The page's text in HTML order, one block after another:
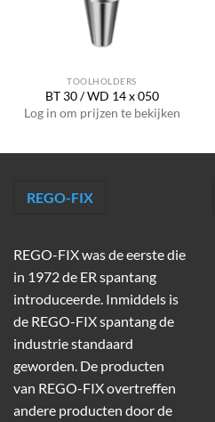
TOOLHOLDERS
BT 30 / WD 14 x 050
Log in om prijzen te bekijken
REGO-FIX
REGO-FIX was de eerste die
in 1972 de ER spantang
introduceerde. Inmiddels is
de REGO-FIX spantang de
industrie standaard
geworden. De producten
van REGO-FIX overtreffen
andere producten door de